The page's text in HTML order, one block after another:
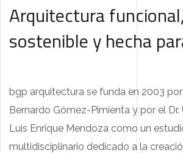
Arquitectura funcional,
sostenible y hecha
bgp arquitectura se funda en 2003 por
Bernardo Gómez-Pimienta y por el Dr.
Luis Enrique Mendoza como un
multidisciplinario dedicado a la